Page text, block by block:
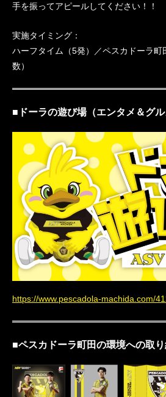
手を振ってアピールしてください！！
実施タイミング：
ハーフタイム（5発）／ペスカドーラ町
数）
■ドーラの遊び場（エンタメ＆グル
https://www.pescadola-machida.com/
■ペスカドーラ町田の環境への取